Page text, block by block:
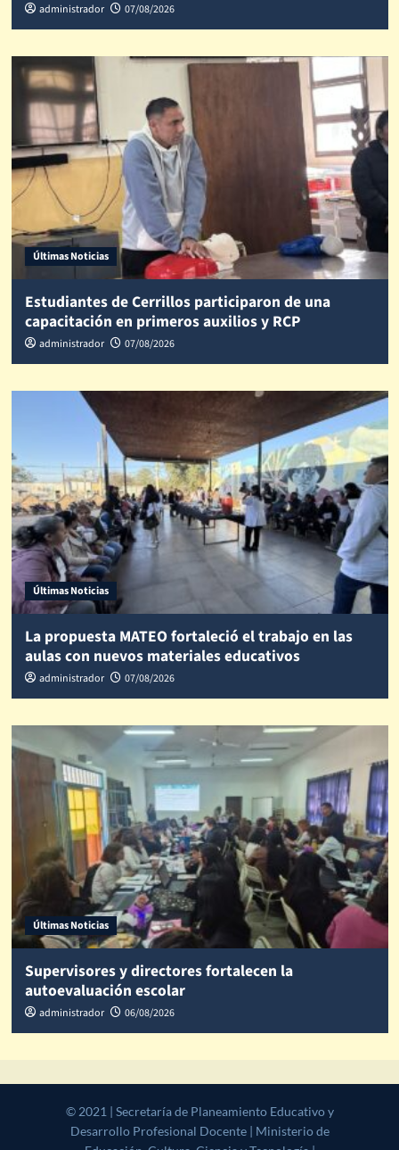
administrador 07/08/2026
Últimas Noticias
Estudiantes de Cerrillos participaron de una
capacitación en primeros auxilios y RCP
administrador 07/08/2026
Últimas Noticias
La propuesta MATEO fortaleció el trabajo en las
aulas con nuevos materiales educativos
administrador 07/08/2026
Últimas Noticias
Supervisores y directores fortalecen la
autoevaluación escolar
administrador 06/08/2026
© 2021 | Secretaría de Planeamiento Educativo y Desarrollo
Profesional Docente | Ministerio de Educación, Cultura, Ciencia y